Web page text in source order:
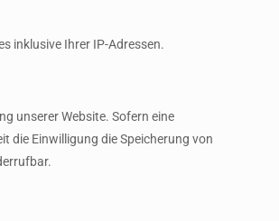
inklusive Ihrer IP-Adressen.
unserer Website. Sofern eine
die Einwilligung die Speicherung von